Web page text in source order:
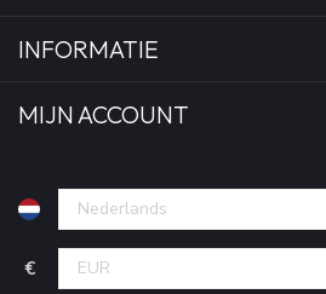
INFORMATIE
MIJN ACCOUNT
€